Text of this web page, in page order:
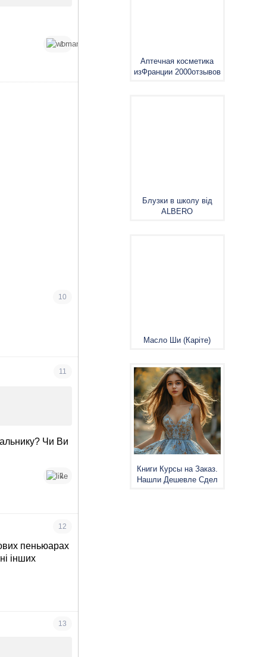
1
10
11
Чи Ви
1
12
пеньюарах
інших
13
Аптечная косметика
изФранции 2000отзывов
Блузки в школу від
ALBERO
Масло Ши (Каріте)
Книги Курсы на Заказ.
Нашли Дешевле Сдел